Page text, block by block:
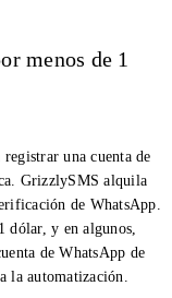
menos de 1
una cuenta de
GrizzlySMS alquila
de WhatsApp.
dólar, y en algunos,
de WhatsApp de
la automatización.